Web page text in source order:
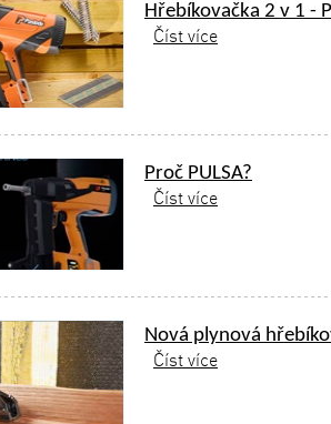
Hřebíkovačka 2 v 1 -
Číst více
Proč PULSA?
Číst více
Nová plynová
Číst více